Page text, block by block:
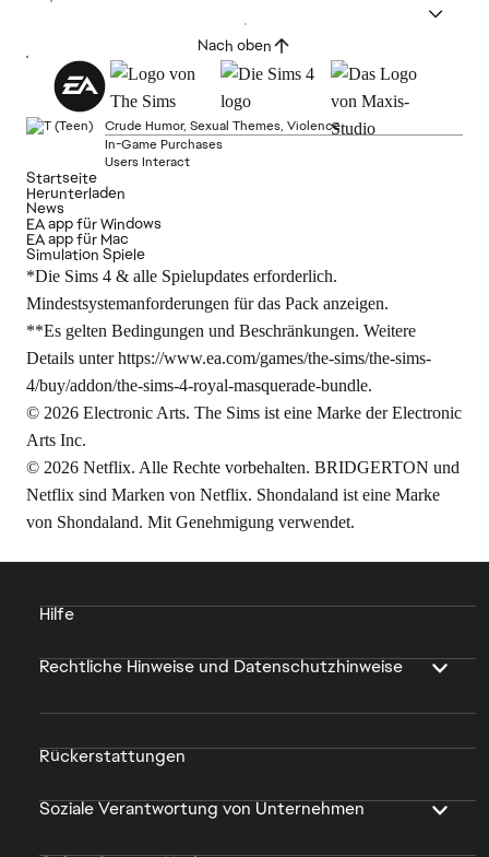
Nach oben
Crude Humor, Sexual Themes, Violence
In-Game Purchases
Users Interact
Startseite
Herunterladen
News
EA app für Windows
EA app für Mac
Simulation Spiele
*Die Sims 4 & alle Spielupdates erforderlich.
Mindestsystemanforderungen für das Pack anzeigen.
**Es gelten Bedingungen und Beschränkungen. Weitere
Details unterhttps://www.ea.com/games/the-sims/the-sims-
4/buy/addon/the-sims-4-royal-masquerade-bundle.
© 2026 Electronic Arts. The Sims ist eine Marke der Electronic
Arts Inc.
© 2026 Netflix. Alle Rechte vorbehalten. BRIDGERTON und
Netflix sind Marken von Netflix. Shondaland ist eine Marke
von Shondaland. Mit Genehmigung verwendet.
Hilfe
Rechtliche Hinweise und Datenschutzhinweise
Rückerstattungen
Soziale Verantwortung von Unternehmen